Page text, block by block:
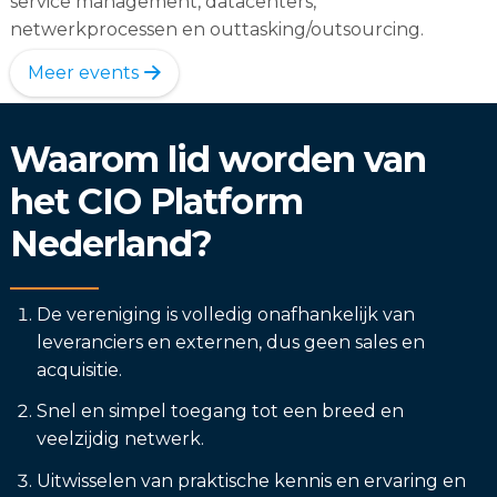
netwerkprocessen en outtasking/outsourcing.
Meer events
Waarom lid worden van
het CIO Platform
Nederland?
De vereniging is volledig onafhankelijk van
leveranciers en externen, dus geen sales en
acquisitie.
Snel en simpel toegang tot een breed en
veelzijdig netwerk.
Uitwisselen van praktische kennis en ervaring en